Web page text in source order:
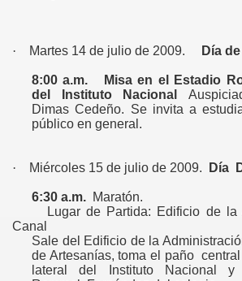
· Martes 14 de julio de 2009. Día
8:00 a.m.
Misa en el Estadio
del Instituto Nacional
Dimas Cedeño. Se invita a
público en general.
· Miércoles 15 de julio de 2009. Día
6:30 a.m. Maratón.
Lugar de Partida: Edificio de
la
Canal
Sale del Edificio de la
de Artesanías, toma el paño
lateral del Instituto Nacional